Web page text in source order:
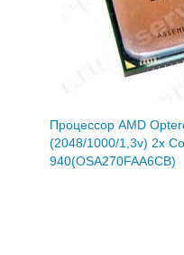
Процессор AMD
(2048/1000/1,3v) 2x
940(OSA270FAA6CB)